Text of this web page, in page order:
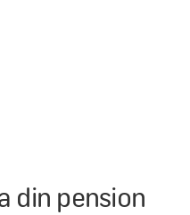
din pension